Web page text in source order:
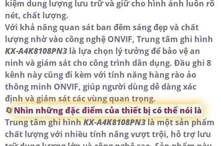
kiệm dung lượng lưu trữ và giữ cho hình ảnh luôn rõ
nét, chất lượng.
Với khả năng quan sát ban đêm sáng đẹp và chất
lượng nhờ vào công nghệ ONVIF, Trung tâm ghi hình
KX-A4K8108PN3 là lựa chọn lý tưởng để bảo vệ an
ninh và giám sát cho công trình dân dụng. Đầu ghi 8
kênh này cũng đi kèm với tính năng hàng rào ảo
thông minh ONVIF, giúp người dùng dễ dàng xác
định và giám sát các vùng quan trọng.
🔄Nhìn những đặc điểm của thiết bị có thể nói là
Trung tâm ghi hìnhKX-A4K8108PN3là một sản phẩm
chất lượng với nhiều tính năng vượt trội, hỗ trợ lưu